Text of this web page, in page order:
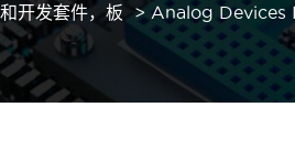
开发套件，板 Analog Devices